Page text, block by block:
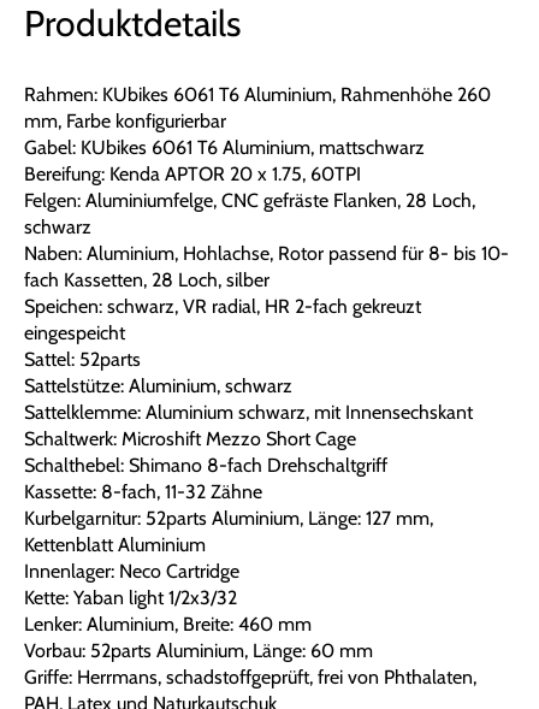
Produktdetails
Rahmen: KUbikes 6061 T6 Aluminium, Rahmenhöhe 260
mm, Farbe konfigurierbar
Gabel: KUbikes 6061 T6 Aluminium, mattschwarz
Bereifung: Kenda APTOR 20 x 1.75, 60TPI
Felgen: Aluminiumfelge, CNC gefräste Flanken, 28 Loch,
schwarz
Naben: Aluminium, Hohlachse, Rotor passend für 8- bis 10-
fach Kassetten, 28 Loch, silber
Speichen: schwarz, VR radial, HR 2-fach gekreuzt
eingespeicht
Sattel: 52parts
Sattelstütze: Aluminium, schwarz
Sattelklemme: Aluminium schwarz, mit Innensechskant
Schaltwerk: Microshift Mezzo Short Cage
Schalthebel: Shimano 8-fach Drehschaltgriff
Kassette: 8-fach, 11-32 Zähne
Kurbelgarnitur: 52parts Aluminium, Länge: 127 mm,
Kettenblatt Aluminium
Innenlager: Neco Cartridge
Kette: Yaban light 1/2x3/32
Lenker: Aluminium, Breite: 460 mm
Vorbau: 52parts Aluminium, Länge: 60 mm
Griffe: Herrmans, schadstoffgeprüft, frei von Phthalaten,
PAH, Latex und Naturkautschuk